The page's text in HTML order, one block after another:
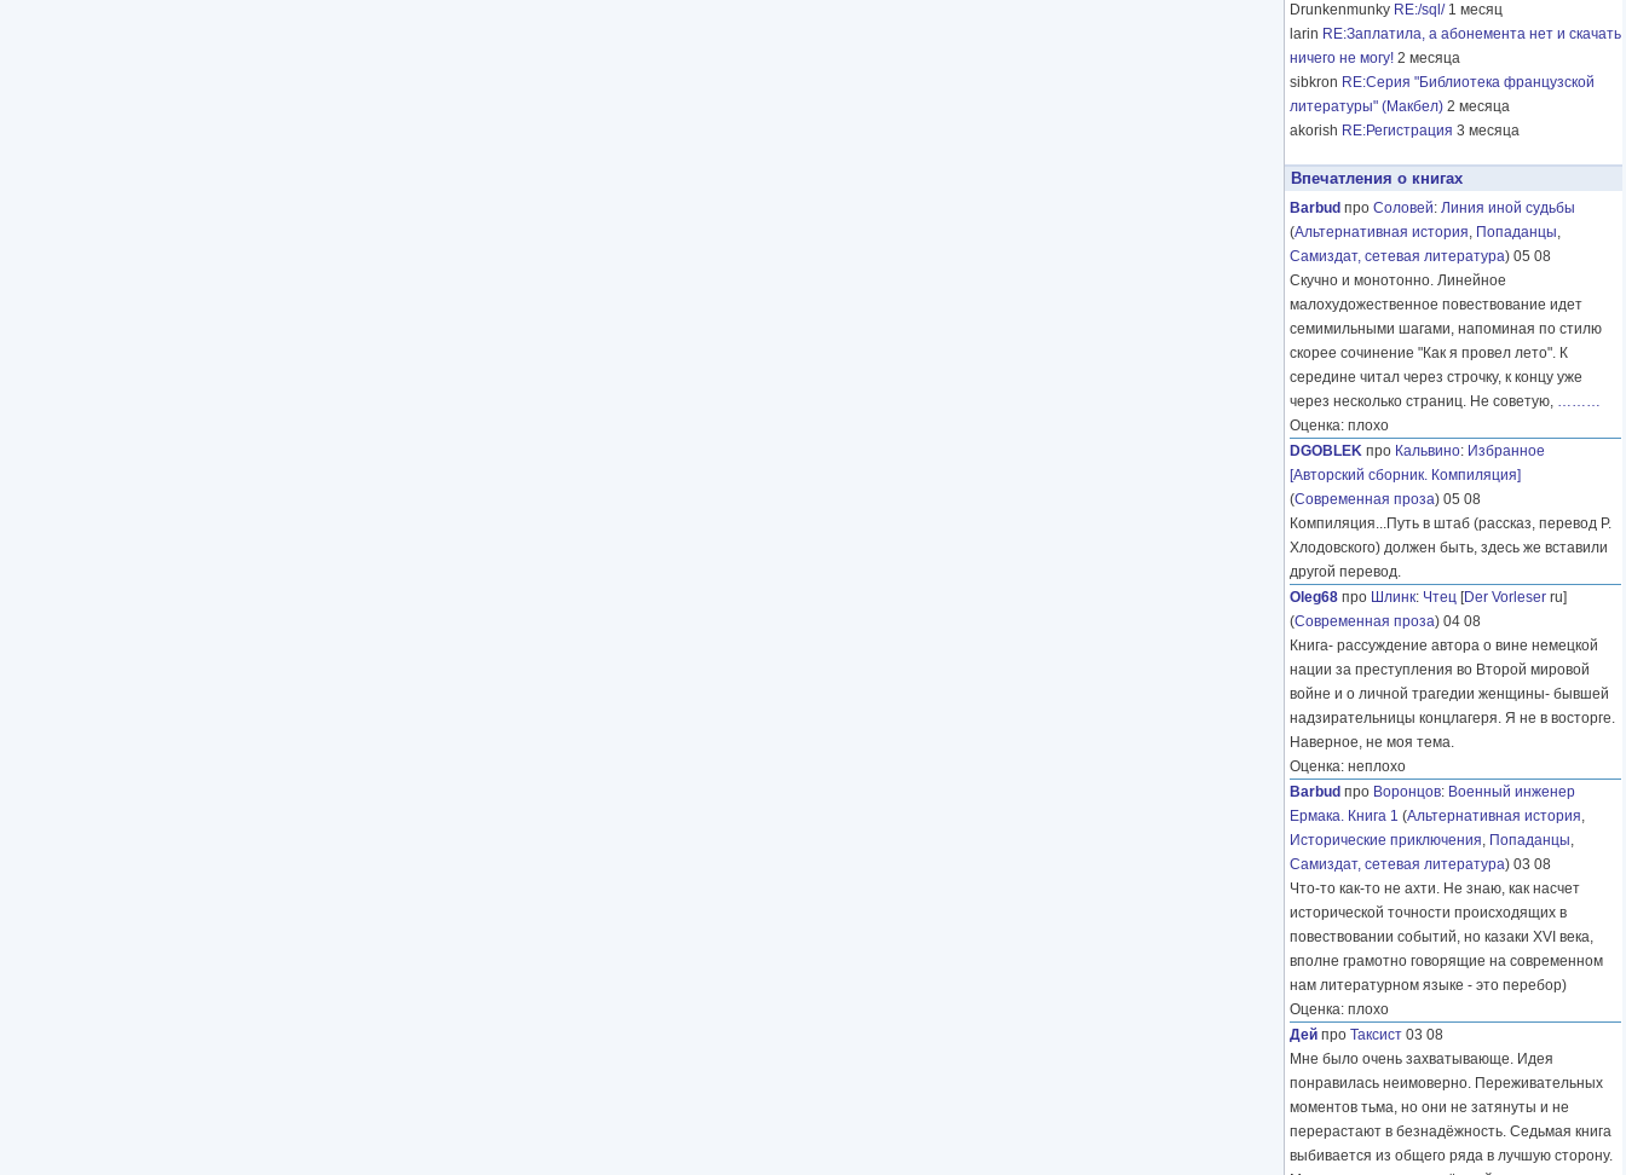
Drunkenmunky RE:/sql/ 1 месяц
larin RE:Заплатила, а абонемента нет и скачать
ничего не могу! 2 месяца
sibkron RE:Серия "Библиотека французской
литературы" (Макбел) 2 месяца
akorish RE:Регистрация 3 месяца
Впечатления о книгах
Barbud про Соловей: Линия иной судьбы
(Альтернативная история, Попаданцы,
Самиздат, сетевая литература) 05 08
Скучно и монотонно. Линейное
малохудожественное повествование идет
семимильными шагами, напоминая по стилю
скорее сочинение "Как я провел лето". К
середине читал через строчку, к концу уже
через несколько страниц. Не советую, ………
Оценка: плохо
DGOBLEK про Кальвино: Избранное
[Авторский сборник. Компиляция]
(Современная проза) 05 08
Компиляция...Путь в штаб (рассказ, перевод Р.
Хлодовского) должен быть, здесь же вставили
другой перевод.
Oleg68 про Шлинк: Чтец [Der Vorleser ru]
(Современная проза) 04 08
Книга- рассуждение автора о вине немецкой
нации за преступления во Второй мировой
войне и о личной трагедии женщины- бывшей
надзирательницы концлагеря. Я не в восторге.
Наверное, не моя тема.
Оценка: неплохо
Barbud про Воронцов: Военный инженер
Ермака. Книга 1 (Альтернативная история,
Исторические приключения, Попаданцы,
Самиздат, сетевая литература) 03 08
Что-то как-то не ахти. Не знаю, как насчет
исторической точности происходящих в
повествовании событий, но казаки XVI века,
вполне грамотно говорящие на современном
нам литературном языке - это перебор)
Оценка: плохо
Дей про Таксист 03 08
Мне было очень захватывающе. Идея
понравилась неимоверно. Переживательных
моментов тьма, но они не затянуты и не
перерастают в безнадёжность. Седьмая книга
выбивается из общего ряда в лучшую сторону.